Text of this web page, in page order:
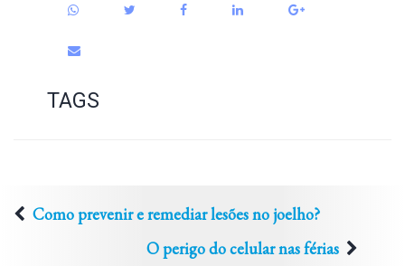
TAGS
Como prevenir e remediar lesões no joelho?
O perigo do celular nas férias